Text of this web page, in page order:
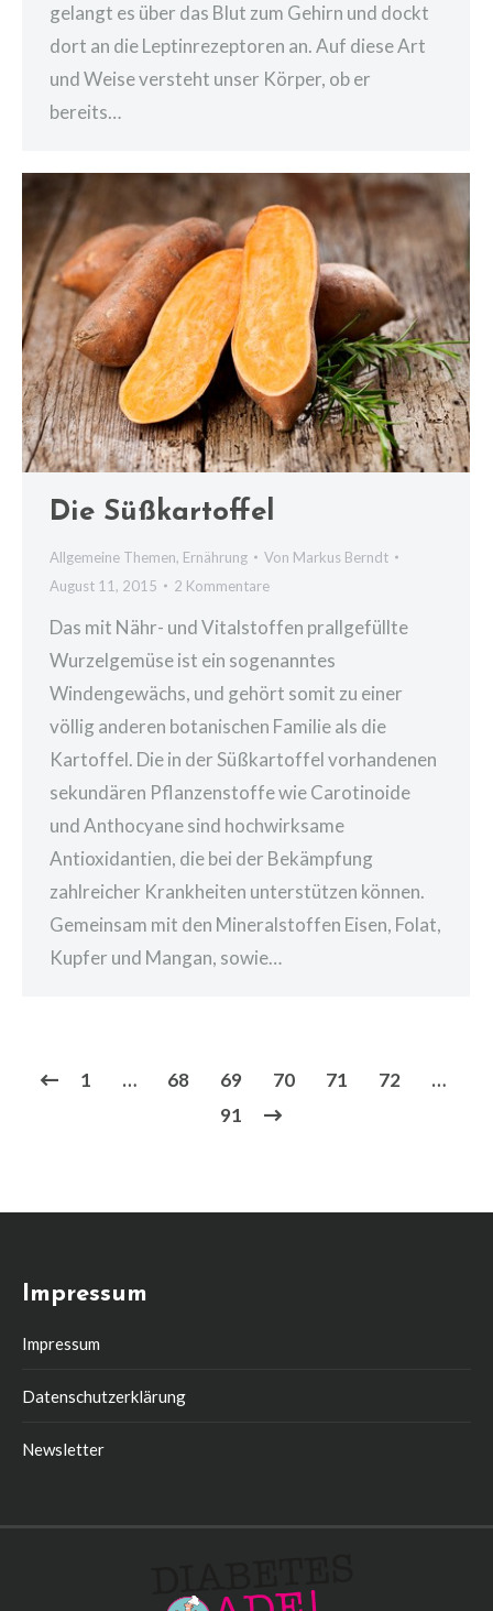
gelangt es über das Blut zum Gehirn und dockt
dort an die Leptinrezeptoren an. Auf diese Art
und Weise versteht unser Körper, ob er
bereits…
Die Süßkartoffel
Allgemeine Themen, Ernährung Von Markus Berndt
August 11, 2015
2 Kommentare
Das mit Nähr- und Vitalstoffen prallgefüllte
Wurzelgemüse ist ein sogenanntes
Windengewächs, und gehört somit zu einer
völlig anderen botanischen Familie als die
Kartoffel. Die in der Süßkartoffel vorhandenen
sekundären Pflanzenstoffe wie Carotinoide
und Anthocyane sind hochwirksame
Antioxidantien, die bei der Bekämpfung
zahlreicher Krankheiten unterstützen können.
Gemeinsam mit den Mineralstoffen Eisen, Folat,
Kupfer und Mangan, sowie…
1 … 68 69 70 71 72
…
91
Impressum
Impressum
Datenschutzerklärung
Newsletter